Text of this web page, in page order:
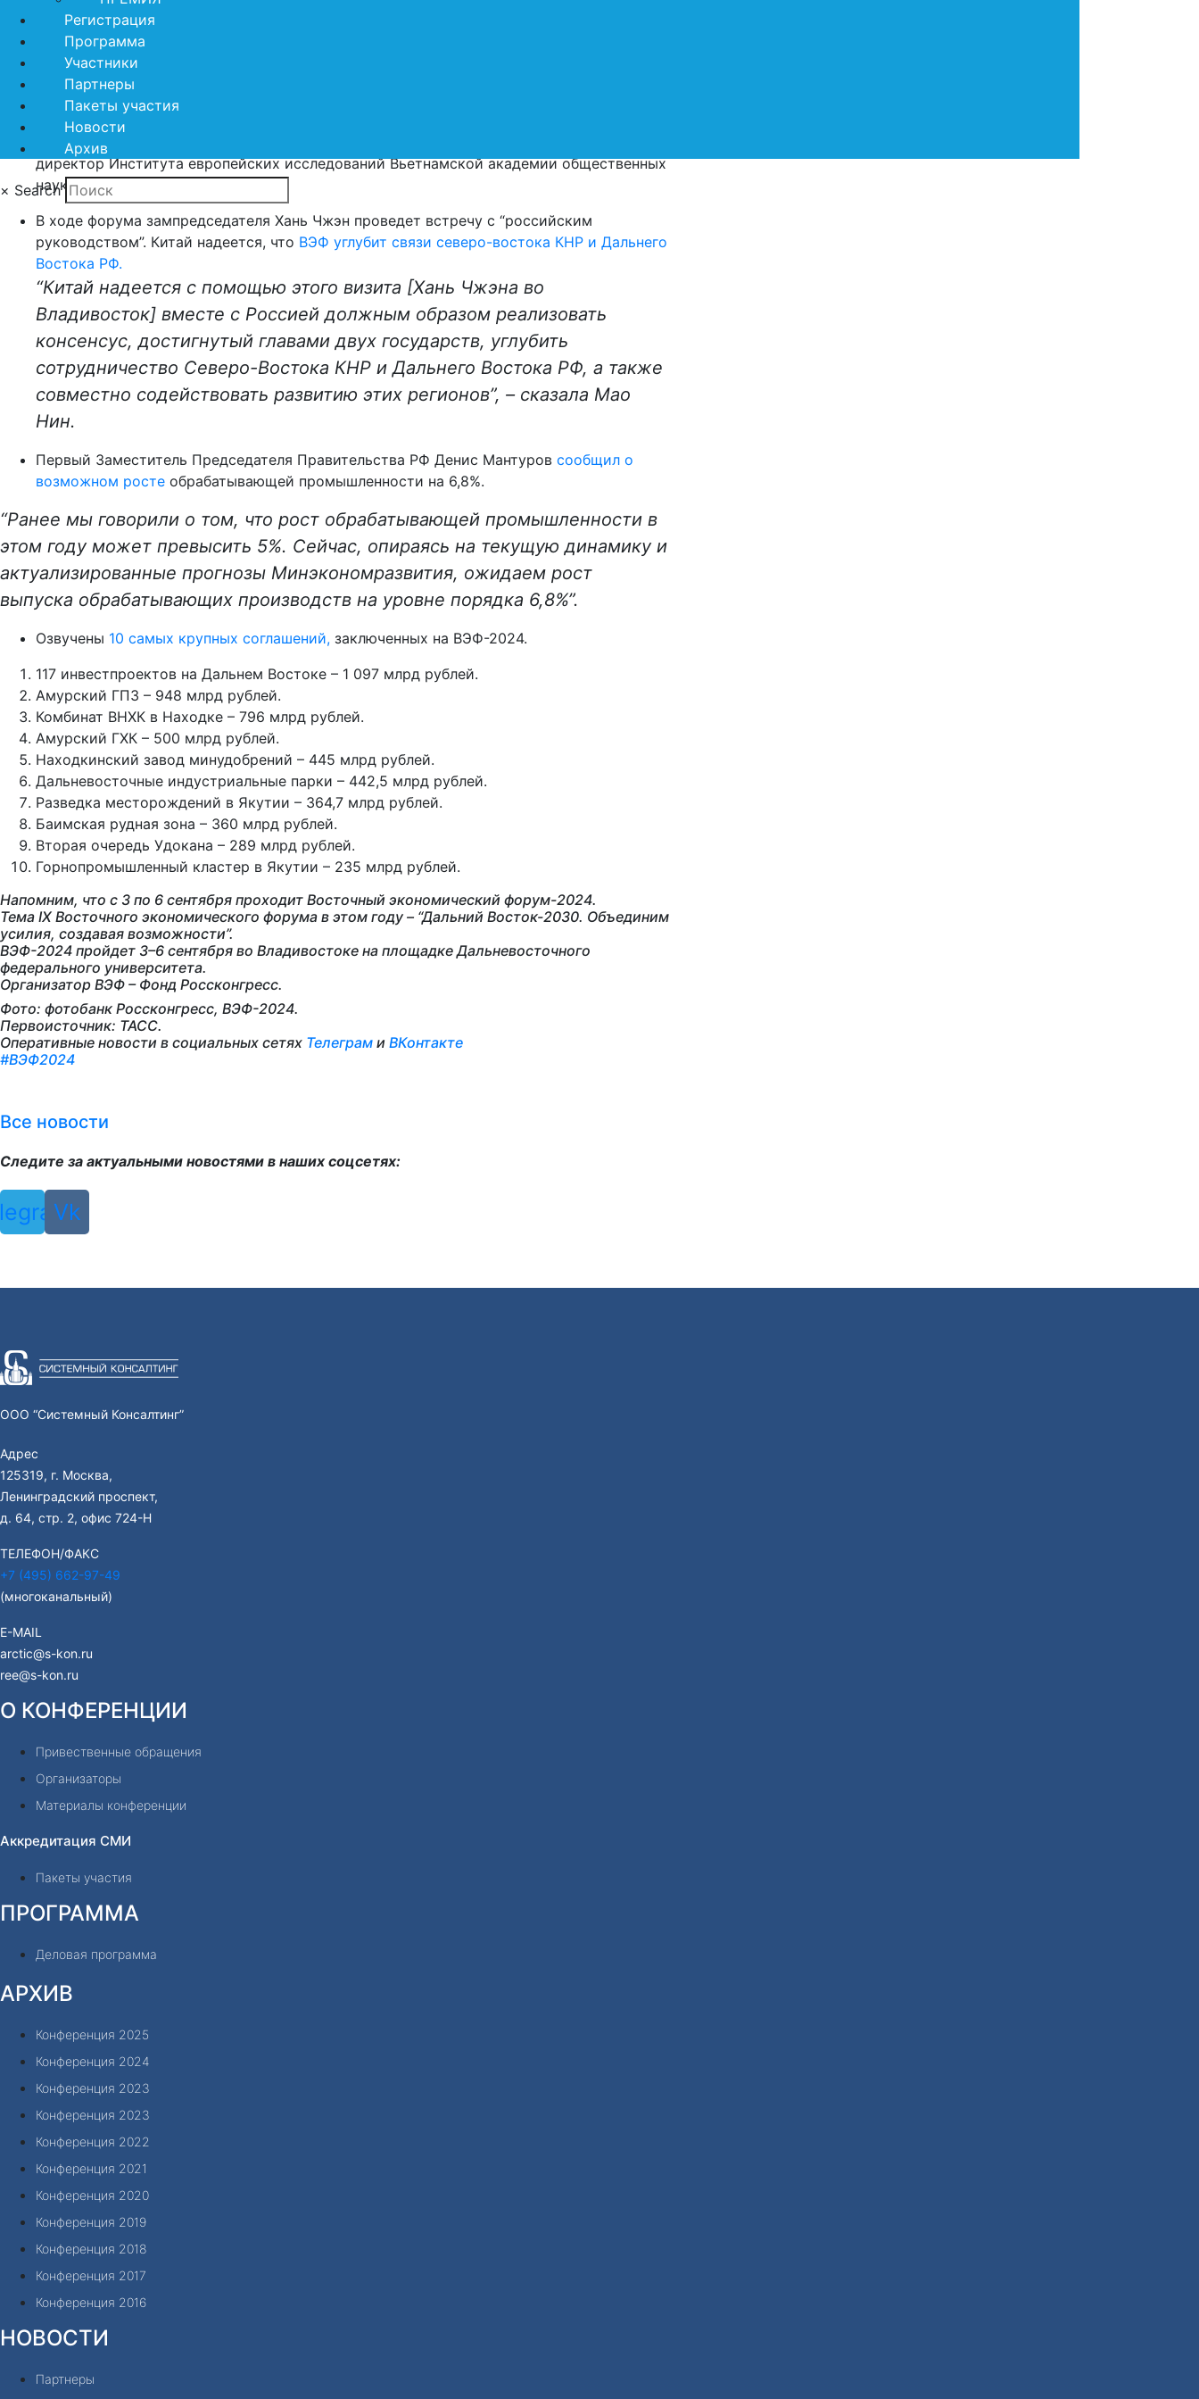
Регистрация
Программа
Участники
Партнеры
Пакеты участия
Новости
Архив
× Search
Дальневосточный федеральный университет, Институт истории, археологии и
этнографии народов Дальнего Востока Дальневосточного отделения Российской
академии наук и Институт востоковедения РАН при поддержке Федерального
архивного агентства и фонда «История Отечества». С докладами выступили
председатель правления Российского исторического общества, исполнительный
директор фонда «История Отечества», доктор исторических наук Руслан Гагкуев,
вице-президент Вьетнамской академии науки и технологий, доцент Чан Туан Ань,
директор Института европейских исследований Вьетнамской академии общественных
наук Нгуен Чиен Тханг.
В ходе форума зампредседателя Хань Чжэн проведет встречу с “российским
руководством”. Китай надеется, что ВЭФ углубит связи северо-востока КНР и Дальнего
Востока РФ.
“Китай надеется с помощью этого визита [Хань Чжэна во
Владивосток] вместе с Россией должным образом реализовать
консенсус, достигнутый главами двух государств, углубить
сотрудничество Северо-Востока КНР и Дальнего Востока РФ, а также
совместно содействовать развитию этих регионов”, – сказала Мао
Нин.
Первый Заместитель Председателя Правительства РФ Денис Мантуров сообщил о
возможном росте обрабатывающей промышленности на 6,8%.
“Ранее мы говорили о том, что рост обрабатывающей промышленности в
этом году может превысить 5%. Сейчас, опираясь на текущую динамику и
актуализированные прогнозы Минэкономразвития, ожидаем рост
выпуска обрабатывающих производств на уровне порядка 6,8%”.
Озвучены 10 самых крупных соглашений, заключенных на ВЭФ-2024.
117 инвестпроектов на Дальнем Востоке – 1 097 млрд рублей.
Амурский ГПЗ – 948 млрд рублей.
Комбинат ВНХК в Находке – 796 млрд рублей.
Амурский ГХК – 500 млрд рублей.
Находкинский завод минудобрений – 445 млрд рублей.
Дальневосточные индустриальные парки – 442,5 млрд рублей.
Разведка месторождений в Якутии – 364,7 млрд рублей.
Баимская рудная зона – 360 млрд рублей.
Вторая очередь Удокана – 289 млрд рублей.
Горнопромышленный кластер в Якутии – 235 млрд рублей.
Напомним, что с 3 по 6 сентября проходит Восточный экономический форум-2024.
Тема IX Восточного экономического форума в этом году – “Дальний Восток-2030. Объединим
усилия, создавая возможности”.
ВЭФ-2024 пройдет 3–6 сентября во Владивостоке на площадке Дальневосточного
федерального университета.
Организатор ВЭФ – Фонд Россконгресс.
Фото: фотобанк Россконгресс, ВЭФ-2024.
Первоисточник: ТАСС.
Оперативные новости в социальных сетях Телеграм и ВКонтакте
#ВЭФ2024
Все новости
Следите за актуальными новостями в наших соцсетях:
Vk
ООО “Системный Консалтинг”
Адрес
125319, г. Москва,
Ленинградский проспект,
д. 64, стр. 2, офис 724-Н
ТЕЛЕФОН/ФАКС
+7 (495) 662-97-49
(многоканальный)
E-MAIL
arctic@s-kon.ru
ree@s-kon.ru
О КОНФЕРЕНЦИИ
Привественные обращения
Организаторы
Материалы конференции
Аккредитация СМИ
Пакеты участия
ПРОГРАММА
Деловая программа
АРХИВ
Конференция 2025
Конференция 2024
Конференция 2023
Конференция 2023
Конференция 2022
Конференция 2021
Конференция 2020
Конференция 2019
Конференция 2018
Конференция 2017
Конференция 2016
НОВОСТИ
Партнеры